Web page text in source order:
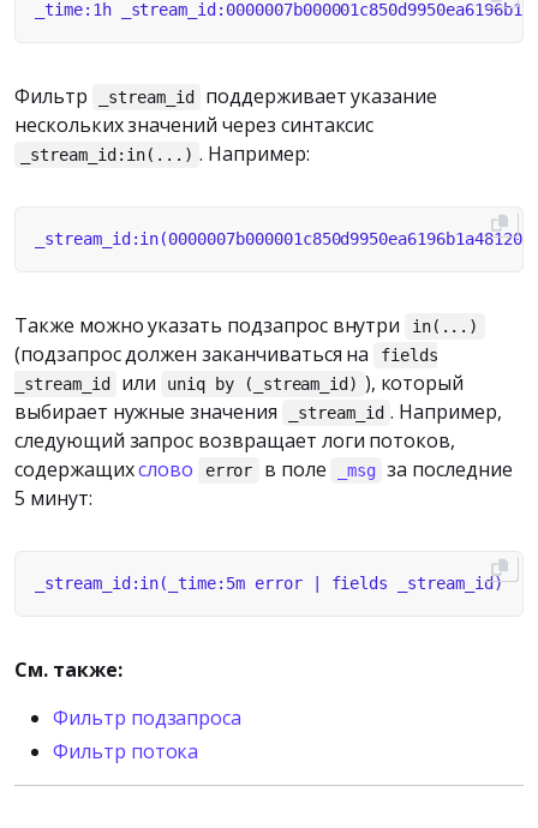
Фильтр _stream_id
поддерживает указание
нескольких значений через синтаксис
_stream_id:in(...) . Например:
Также можно указать подзапрос внутри in(...)
(подзапрос должен заканчиваться на
fields
_stream_id
или uniq by (_stream_id) ), который
выбирает нужные значения
_stream_id . Например,
следующий запрос возвращает логи потоков,
содержащихслово error в поле _msg за последние
5 минут:
_stream_id:in(_time:5m error | fields _stream_id)
См. также:
Фильтр подзапроса
Фильтр потока